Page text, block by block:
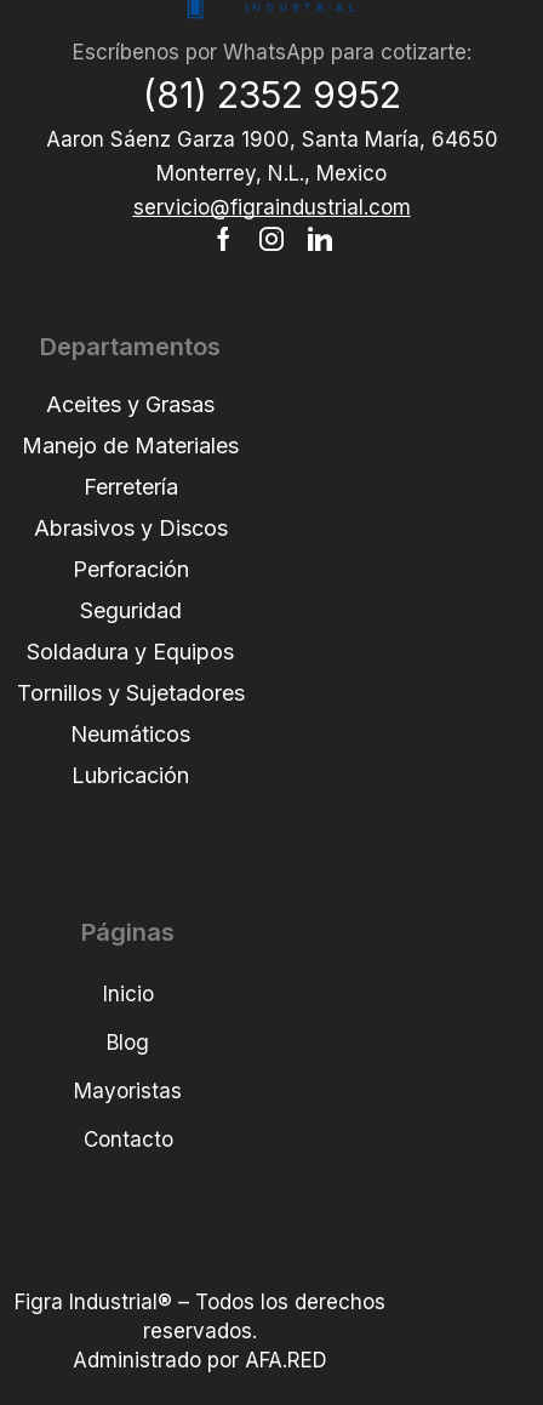
Escríbenos por WhatsApp para cotizarte:
(81) 2352 9952
Aaron Sáenz Garza 1900, Santa María, 64650
Monterrey, N.L., Mexico
servicio@figraindustrial.com
Departamentos
Aceites y Grasas
Manejo de Materiales
Ferretería
Abrasivos y Discos
Perforación
Seguridad
Soldadura y Equipos
Tornillos y Sujetadores
Neumáticos
Lubricación
Páginas
Inicio
Blog
Mayoristas
Contacto
Figra Industrial® – Todos los derechos
reservados.
Administrado por AFA.RED